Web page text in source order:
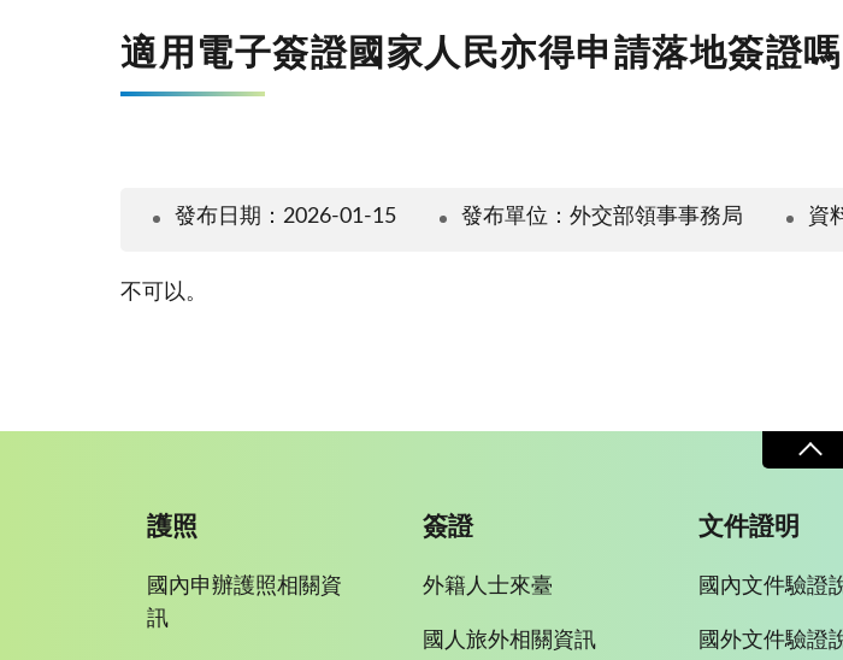
適用電子簽證國家人民亦得申請落地簽證嗎
發布日期：2026-01-15 發布單位：外交部領事事務局 資
不可以。
護照
國內申辦護照相關資
訊
簽證
外籍人士來臺
國人旅外相關資訊
文件證明
國內文件驗證
國外文件驗證